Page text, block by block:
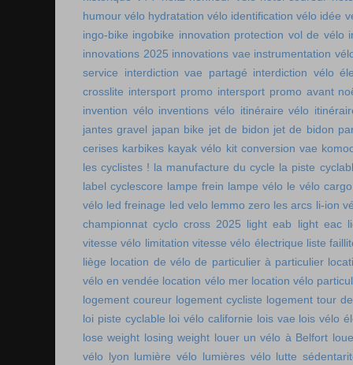
humour vélo hydratation vélo identification vélo idée
ingo-bike ingobike innovation protection vol de vélo
innovations 2025 innovations vae instrumentation
service
interdiction vae partagé interdiction vélo
crosslite intersport promo intersport promo avant
invention vélo inventions vélo itinéraire vélo
jantes gravel japan bike jet de bidon jet de bidon
cerises karbikes kayak vélo kit conversion vae
les cyclistes ! la manufacture du cycle la piste
label cyclescore lampe frein lampe vélo le vélo
vélo led freinage led velo lemmo zero les arcs li-ion
championnat cyclo cross 2025 light eab light eac
vitesse vélo limitation vitesse vélo électrique liste
liège location de vélo de particulier à particulier
vélo en vendée location vélo mer location vélo
logement coureur logement cycliste logement tour
loi piste cyclable loi vélo californie lois vae lois vélo
lose weight losing weight louer un vélo à Belfort
vélo lyon lumière vélo lumières vélo lutte